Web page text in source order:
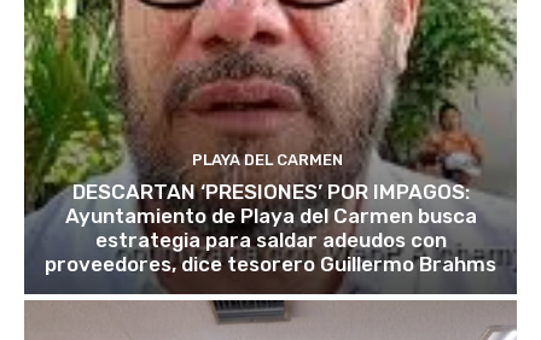
PLAYA DEL CARMEN
DESCARTAN ‘PRESIONES’ POR IMPAGOS:
Ayuntamiento de Playa del Carmen busca
estrategia para saldar adeudos con
proveedores, dice tesorero Guillermo Brahms